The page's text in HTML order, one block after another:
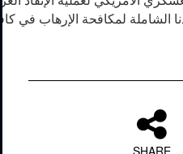
الشاملة لمكافحة الإرهاب في
SHARE